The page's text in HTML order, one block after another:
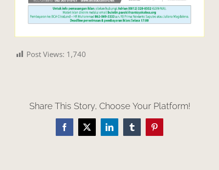
Post Views: 1,740
Share This Story, Choose Your Platform!
Facebook
X LinkedInTumblrPinterest